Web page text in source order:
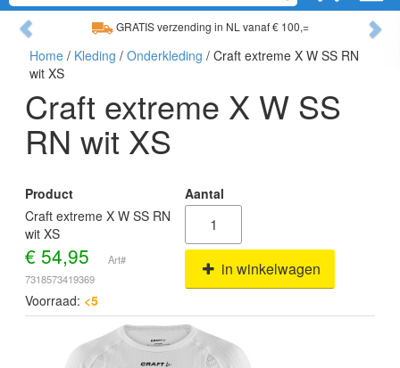
GRATIS verzending in NL vanaf € 100,=
Ruim assortiment, altijd wat naar wens!
Previous
Home / Kleding / Onderkleding / Craft extreme X W SS RN
wit XS
Craft extreme X W SS
RN wit XS
Product
Aantal
Craft extreme X W SS RN
wit XS
€ 54,95
Art#
7318573419369
in winkelwagen
Voorraad: <5